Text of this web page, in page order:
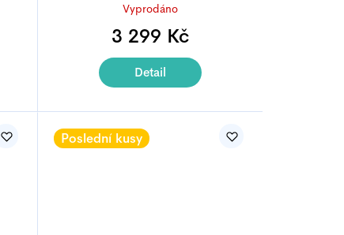
hodnocení
produktu
5,0
z
5
Vyprodáno
3 299 Kč
Detail
Poslední kusy